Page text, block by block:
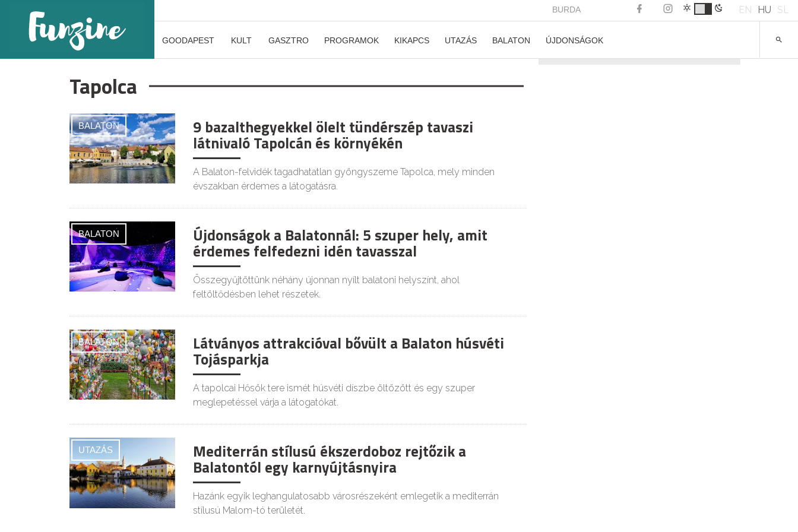
BURDA EN HU SL
GOODAPEST KULT GASZTRO PROGRAMOK KIKAPCS UTAZÁS BALATON ÚJDONSÁGOK
Tapolca
BALATON 9 bazalthegyekkel ölelt tündérszép tavaszi
látnivaló Tapolcán és környékén
A Balaton-felvidék tagadhatatlan gyöngyszeme Tapolca, mely minden
évszakban érdemes a látogatásra.
BALATON Újdonságok a Balatonnál: 5 szuper hely, amit
érdemes felfedezni idén tavasszal
Összegyűjtöttünk néhány újonnan nyílt balatoni helyszínt, ahol
feltöltődésben lehet részetek.
BALATON Látványos attrakcióval bővült a Balaton húsvéti
Tojásparkja
A tapolcai Hősök tere ismét húsvéti díszbe öltözött és egy szuper
meglepetéssel várja a látogatókat.
UTAZÁS Mediterrán stílusú ékszerdoboz rejtőzik a
Balatontól egy karnyújtásnyira
Hazánk egyik leghangulatosabb városrészeként emlegetik a mediterrán
stílusú Malom-tó területét.